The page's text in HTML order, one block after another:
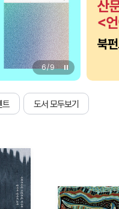
6/9
트 도서 모두보기